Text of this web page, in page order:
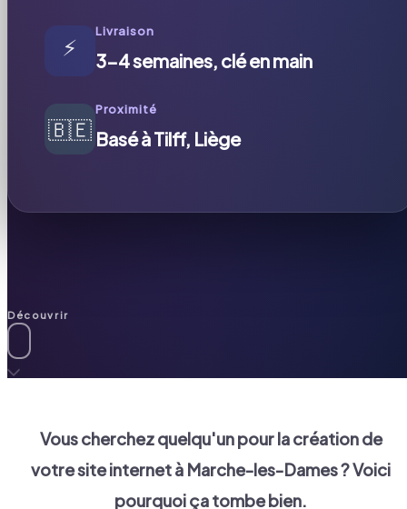
⚡
Livraison
3-4 semaines, clé en main
🇧🇪
Proximité
Basé à Tilff, Liège
Découvrir
Vous cherchez quelqu'un pour la création de
votre site internet à Marche-les-Dames? Voici
pourquoi ça tombe bien.